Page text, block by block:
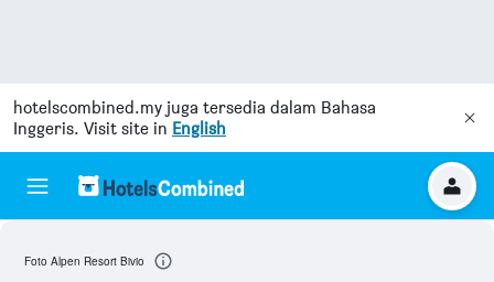
hotelscombined.my juga tersedia dalam Bahasa
Inggeris. Visit site in English
Foto Alpen Resort Bivio